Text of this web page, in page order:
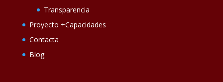
Transparencia
Proyecto +Capacidades
Contacta
Blog